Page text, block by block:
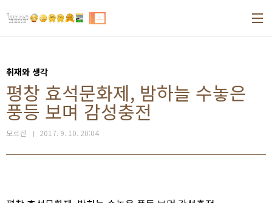
취재와 생각
평창 효석문화제, 밤하늘 수놓은
풍등 보며 감성충전
모르겐 2017. 9. 10. 20:04